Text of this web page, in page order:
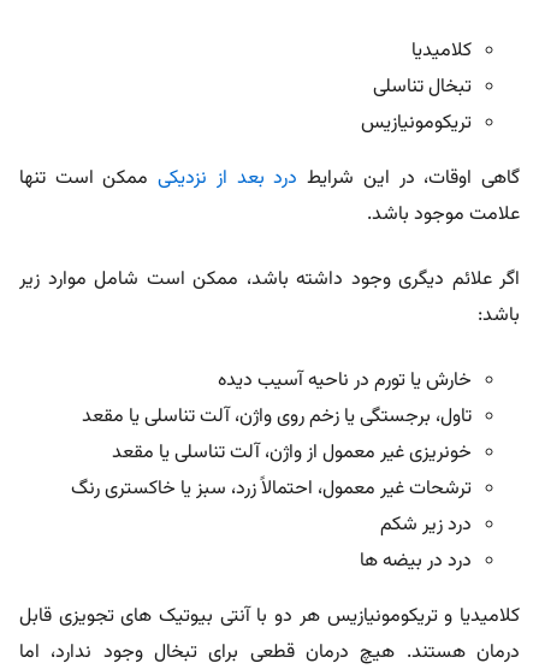
کلامیدیا
تبخال تناسلی
تریکومونیازیس
گاهی اوقات، در این شرایط درد بعد از نزدیکیممکن است تنها
علامت موجود باشد.
اگر علائم دیگری وجود داشته باشد، ممکن است شامل موارد زیر
باشد:
خارش یا تورم در ناحیه آسیب دیده
تاول، برجستگی یا زخم روی واژن، آلت تناسلی یا مقعد
خونریزی غیر معمول از واژن، آلت تناسلی یا مقعد
ترشحات غیر معمول، احتمالاً زرد، سبز یا خاکستری رنگ
درد زیر شکم
درد در بیضه ها
کلامیدیا و تریکومونیازیس هر دو با آنتی بیوتیک های تجویزی قابل
درمان هستند. هیچ درمان قطعی برای تبخال وجود ندارد، اما